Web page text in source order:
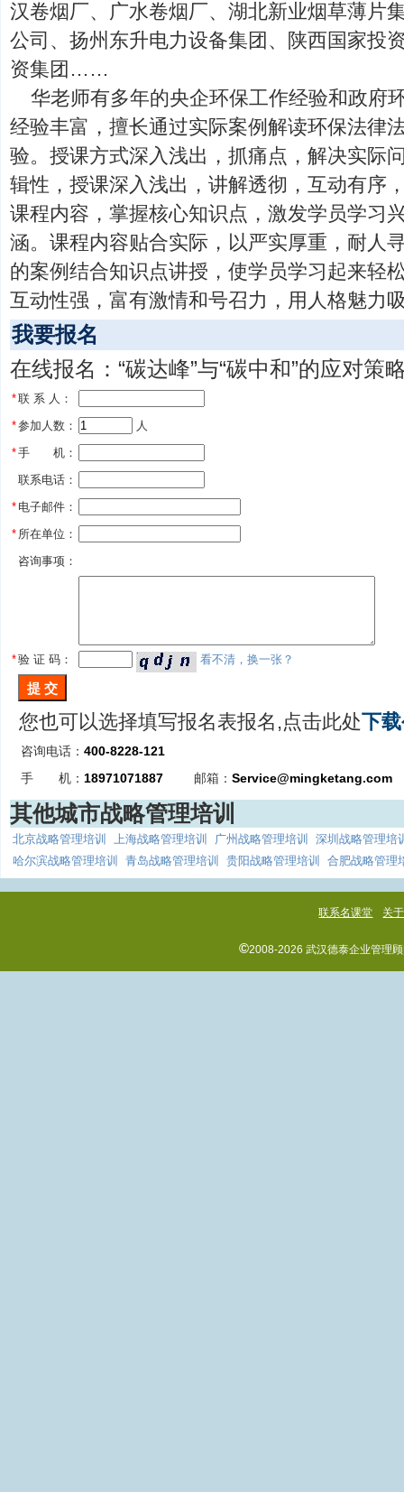
汉卷烟厂、广水卷烟厂、湖北新业烟草薄片
公司、扬州东升电力设备集团、陕西国家投
资集团……
华老师有多年的央企环保工作经验和政府
经验丰富，擅长通过实际案例解读环保法律
验。授课方式深入浅出，抓痛点，解决实际
辑性，授课深入浅出，讲解透彻，互动有序
课程内容，掌握核心知识点，激发学员学习
涵。课程内容贴合实际，以严实厚重，耐人
的案例结合知识点讲授，使学员学习起来轻
互动性强，富有激情和号召力，用人格魅力
我要报名
在线报名：“碳达峰”与“碳中和”的应对策
*联 系 人：
*参加人数：
人
*手 机：
联系电话：
* 电子邮件：
* 所在单位：
咨询事项：
*验 证 码： 看不清，换一张？
您也可以选择填写报名表报名,点击此处下
咨询电话： 400-8228-121
手 机： 18971071887 邮箱： Service@mingketang.com
其他城市战略管理培训
北京战略管理培训 上海战略管理培训 广州战略管理培训
深圳战略管理培
哈尔滨战略管理培训
青岛战略管理培训 贵阳战略管理培训 合肥战略管理
联系名课堂 关
©2008-2026 武汉德泰企业管理